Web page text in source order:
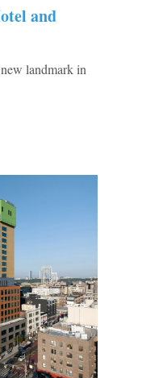
and
landmark in